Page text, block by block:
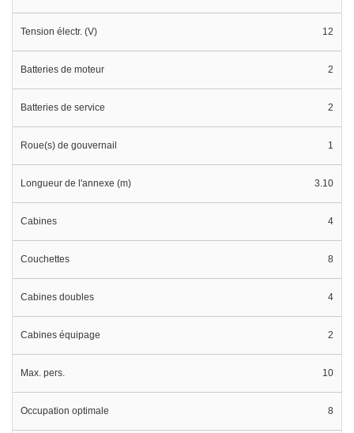
Tension électr. (V) 12
Batteries de moteur 2
Batteries de service 2
Roue(s) de gouvernail 1
Longueur de l'annexe (m) 3.10
Cabines 4
Couchettes 8
Cabines doubles 4
Cabines équipage 2
Max. pers. 10
Occupation optimale 8